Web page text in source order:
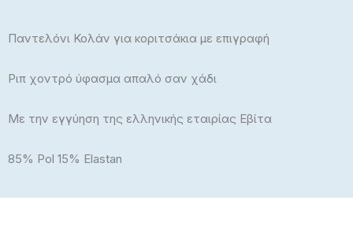
Παντελόνι Κολάν για κοριτσάκια με επιγραφή
Ριπ χοντρό ύφασμα απαλό σαν χάδι
Με την εγγύηση της ελληνικής εταιρίας Εβίτα
85% Pol 15% Elastan